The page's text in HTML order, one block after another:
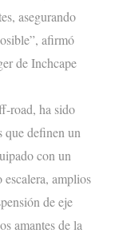
asegurando
afirmó
de Inchcape
road, ha sido
que definen un
con un
amplios
de eje
amantes de la